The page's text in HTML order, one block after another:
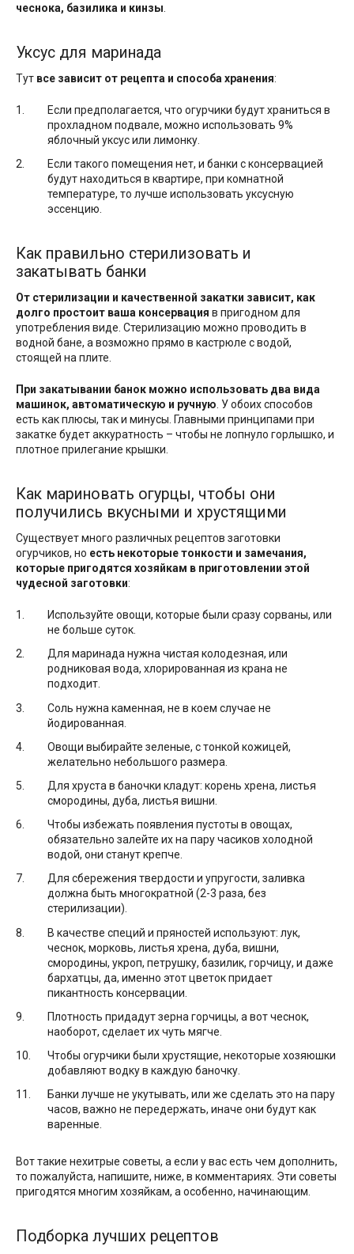
чеснока, базилика и кинзы
Уксус для маринада
Тут все зависит от рецепта и способа хранения:
Если предполагается, что огурчики будут храниться в
прохладном подвале, можно использовать 9%
яблочный уксус или лимонку.
Если такого помещения нет, и банки с консервацией
будут находиться в квартире, при комнатной
температуре, то лучше использовать уксусную
эссенцию.
Как правильно стерилизовать и
закатывать банки
От стерилизации и качественной закатки зависит, как
долго простоит ваша консервация в пригодном для
употребления виде. Стерилизацию можно проводить в
водной бане, а возможно прямо в кастрюле с водой,
стоящей на плите.
При закатывании банок можно использовать два вида
машинок, автоматическую и ручную. У обоих способов
есть как плюсы, так и минусы. Главными принципами при
закатке будет аккуратность – чтобы не лопнуло горлышко, и
плотное прилегание крышки.
Как мариновать огурцы, чтобы они
получились вкусными и хрустящими
Существует много различных рецептов заготовки
огурчиков, но есть некоторые тонкости и замечания,
которые пригодятся хозяйкам в приготовлении этой
чудесной заготовки:
Используйте овощи, которые были сразу сорваны, или
не больше суток.
Для маринада нужна чистая колодезная, или
родниковая вода, хлорированная из крана не
подходит.
Соль нужна каменная, не в коем случае не
йодированная.
Овощи выбирайте зеленые, с тонкой кожицей,
желательно небольшого размера.
Для хруста в баночки кладут: корень хрена, листья
смородины, дуба, листья вишни.
Чтобы избежать появления пустоты в овощах,
обязательно залейте их на пару часиков холодной
водой, они станут крепче.
Для сбережения твердости и упругости, заливка
должна быть многократной (2-3 раза, без
стерилизации).
В качестве специй и пряностей используют: лук,
чеснок, морковь, листья хрена, дуба, вишни,
смородины, укроп, петрушку, базилик, горчицу, и даже
бархатцы, да, именно этот цветок придает
пикантность консервации.
Плотность придадут зерна горчицы, а вот чеснок,
наоборот, сделает их чуть мягче.
Чтобы огурчики были хрустящие, некоторые хозяюшки
добавляют водку в каждую баночку.
Банки лучше не укутывать, или же сделать это на пару
часов, важно не передержать, иначе они будут как
варенные.
Вот такие нехитрые советы, а если у вас есть чем дополнить,
то пожалуйста, напишите, ниже, в комментариях. Эти советы
пригодятся многим хозяйкам, а особенно, начинающим.
Подборка лучших рецептов